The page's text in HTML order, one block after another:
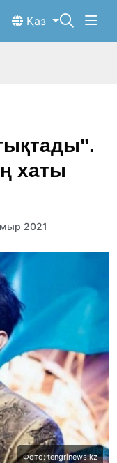
Қаз
хаты
2021
Фото: tengrinews.kz